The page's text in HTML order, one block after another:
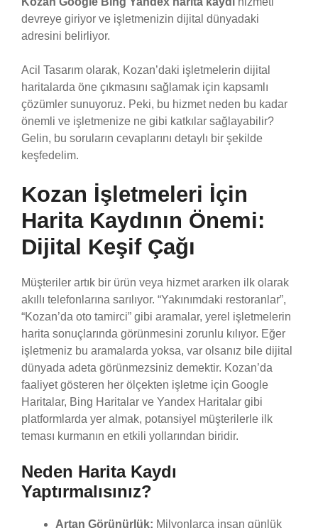
devreye giriyor ve işletmenizin dijital dünyadaki
adresini belirliyor.
Acil Tasarım olarak, Kozan’daki işletmelerin dijital
haritalarda öne çıkmasını sağlamak için kapsamlı
çözümler sunuyoruz. Peki, bu hizmet neden bu kadar
önemli ve işletmenize ne gibi katkılar sağlayabilir?
Gelin, bu soruların cevaplarını detaylı bir şekilde
keşfedelim.
Kozan İşletmeleri İçin
Harita Kaydının Önemi:
Dijital Keşif Çağı
Müşteriler artık bir ürün veya hizmet ararken ilk olarak
akıllı telefonlarına sarılıyor. “Yakınımdaki restoranlar”,
“Kozan’da oto tamirci” gibi aramalar, yerel işletmelerin
harita sonuçlarında görünmesini zorunlu kılıyor. Eğer
işletmeniz bu aramalarda yoksa, var olsanız bile dijital
dünyada adeta görünmezsiniz demektir. Kozan’da
faaliyet gösteren her ölçekten işletme için Google
Haritalar, Bing Haritalar ve Yandex Haritalar gibi
platformlarda yer almak, potansiyel müşterilerle ilk
teması kurmanın en etkili yollarından biridir.
Neden Harita Kaydı
Yaptırmalısınız?
Artan Görünürlük: Milyonlarca insan günlük